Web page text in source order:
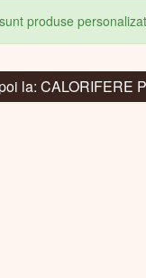
produse
la: CALORIFERE